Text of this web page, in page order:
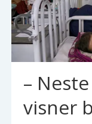
–
visner